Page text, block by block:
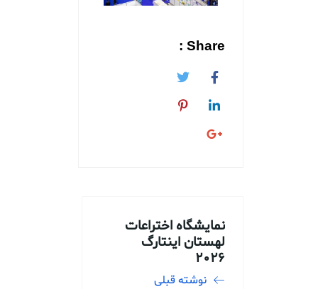
Share :
نمایشگاه اختراعات
لهستان اینتارگ
2026
نوشته قبلی